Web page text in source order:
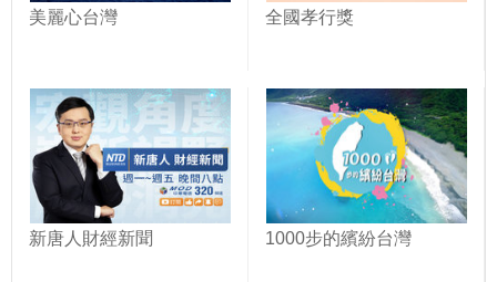
美麗心台灣 全國孝行獎
新唐人財經新聞 1000步的繽紛台灣